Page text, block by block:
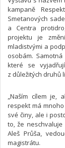
kampaně
Smetanových
a Centra
projektu je
mladistvými a
osobám.
které se
z důležitých druhů
„Naším cílem je,
respekt má
své činy, ale i
to, že
Aleš Průša,
magistrátu.